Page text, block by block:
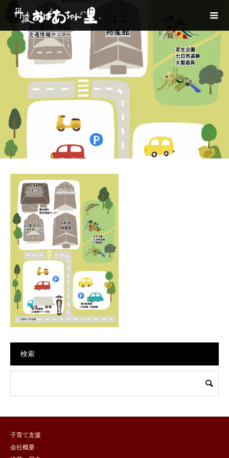
検索
子育て支援
会社概要